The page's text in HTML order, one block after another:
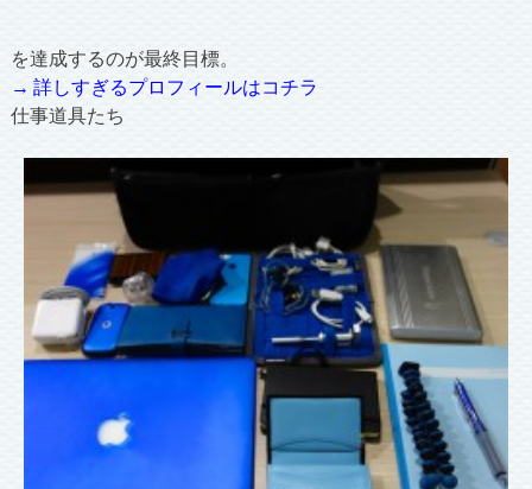
を達成するのが最終目標。
→ 詳しすぎるプロフィールはコチラ
仕事道具たち